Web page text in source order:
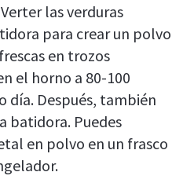
las verduras
para crear un polvo
en trozos
el horno a 80-100
día. Después, también
batidora. Puedes
en polvo en un frasco